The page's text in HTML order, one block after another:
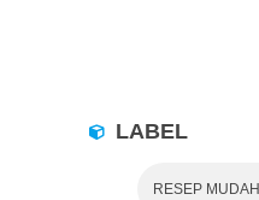
LABEL
RESEP MUDAH